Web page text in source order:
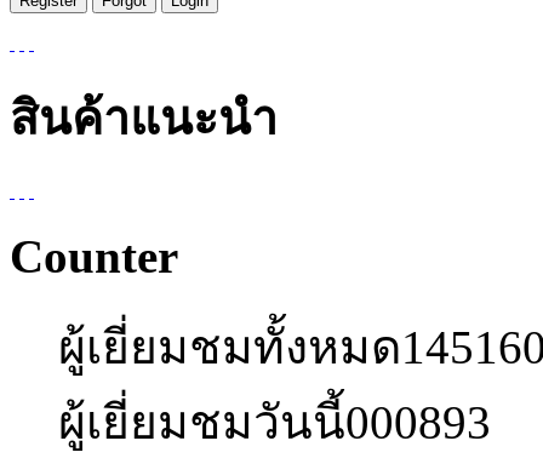
สินค้าแนะนำ
Counter
ผู้เยี่ยมชมทั้งหมด
ผู้เยี่ยมชมวันนี้000893